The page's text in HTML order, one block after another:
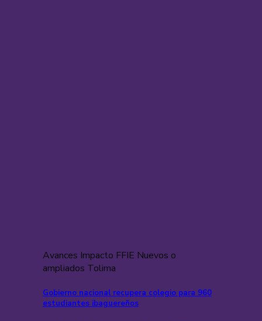
Avances Impacto FFIE Nuevos o
ampliados Tolima
Gobierno nacional recupera colegio para 960
estudiantes ibaguereños